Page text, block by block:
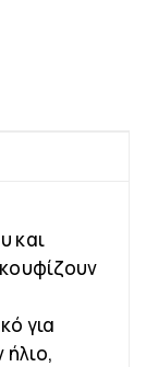
και
για